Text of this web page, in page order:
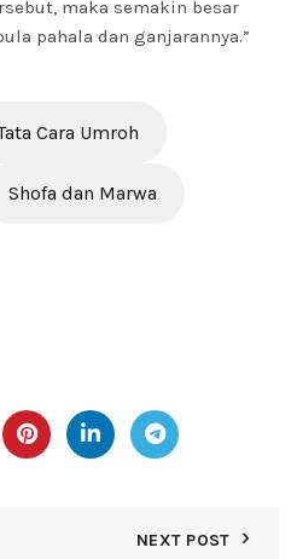
maka semakin besar
pahala dan ganjarannya.”
Cara Umroh
Shofa dan Marwa
NEXT POST